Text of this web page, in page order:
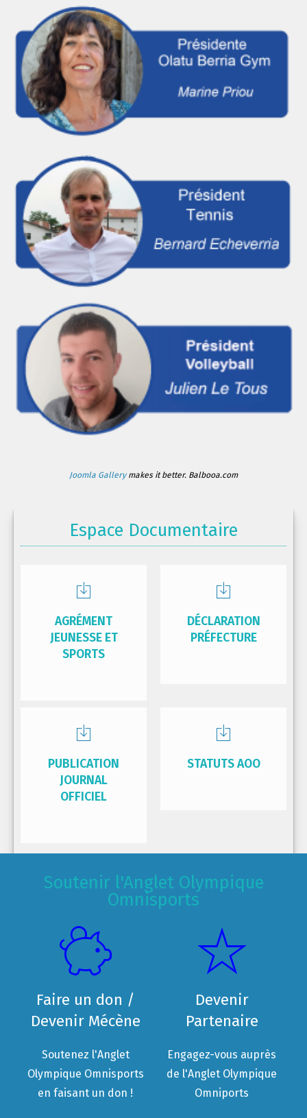
Joomla Gallerymakes it better. Balbooa.com
Espace Documentaire
AGRÉMENT
JEUNESSE ET
SPORTS
DÉCLARATION
PRÉFECTURE
PUBLICATION
JOURNAL
OFFICIEL
STATUTS AOO
Soutenir l'Anglet Olympique
Omnisports
Faire un don /
Devenir Mécène
Soutenez l'Anglet
Olympique Omnisports
en faisant un don !
Devenir
Partenaire
Engagez-vous auprès
de l'Anglet Olympique
Omniports